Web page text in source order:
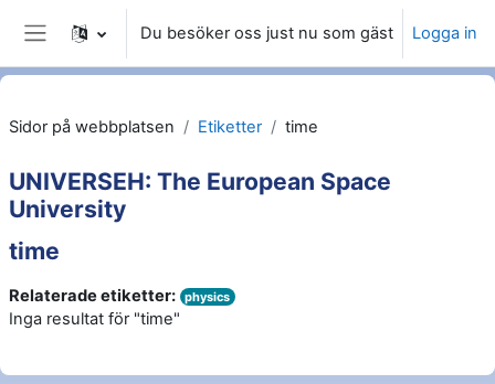
Gå direkt till huvudinnehåll
Du besöker oss just nu som gäst Logga in
Sidor på webbplatsen Etiketter time
UNIVERSEH: The European Space
University
time
Relaterade etiketter: physics
Inga resultat för "time"